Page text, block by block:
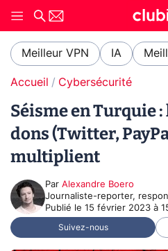
Meilleur VPN IA
Accueil Cybersécurité
Séisme en Turquie
dons (Twitter,
multiplient
Par Alexandre Boero
Journaliste-reporter,
Publié le 15 février 2023 à
Suivez-nous